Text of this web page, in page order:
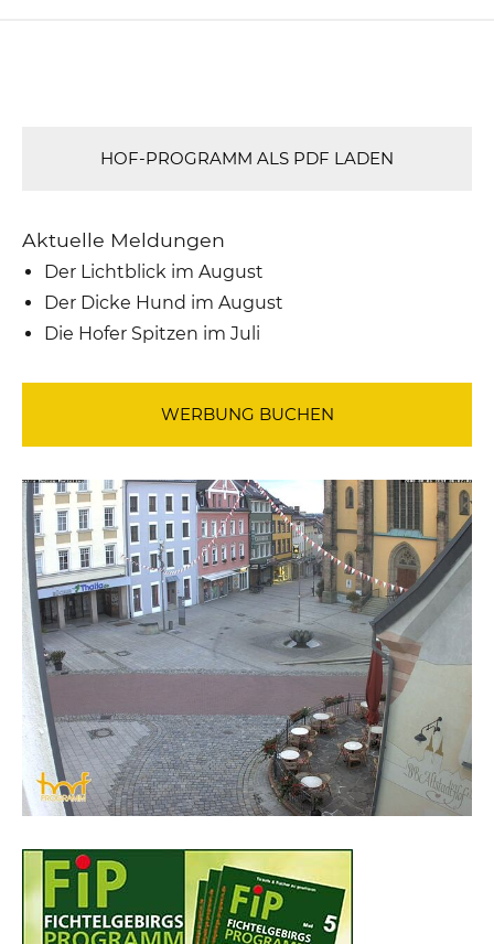
HOF-PROGRAMM ALS PDF LADEN
Aktuelle Meldungen
Der Lichtblick im August
Der Dicke Hund im August
Die Hofer Spitzen im Juli
WERBUNG BUCHEN